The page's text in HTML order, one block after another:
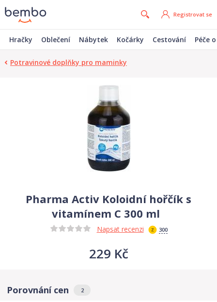
Registrovat se
Hračky Oblečení Nábytek Kočárky Cestování Péče
Potravinové doplňky pro maminky
Pharma Activ Koloidní hořčík s
vitamínem C 300 ml
Napsat recenzi 300
229 Kč
Porovnání cen 2